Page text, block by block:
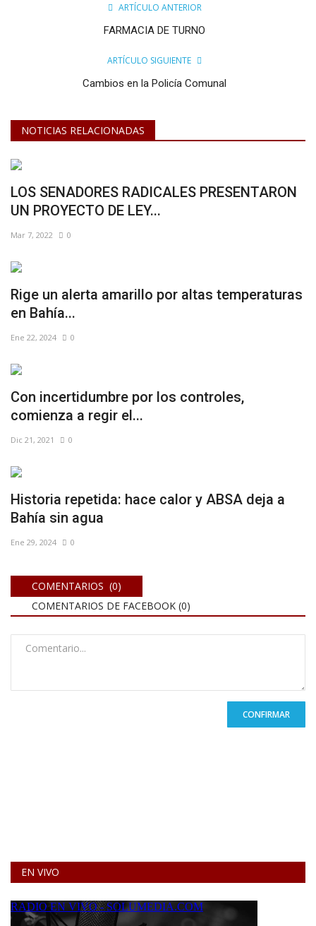
ARTÍCULO ANTERIOR
FARMACIA DE TURNO
ARTÍCULO SIGUIENTE
Cambios en la Policía Comunal
NOTICIAS RELACIONADAS
LOS SENADORES RADICALES PRESENTARON
UN PROYECTO DE LEY...
Mar 7, 2022 0
Rige un alerta amarillo por altas temperaturas
en Bahía...
Ene 22, 2024 0
Con incertidumbre por los controles,
comienza a regir el...
Dic 21, 2021 0
Historia repetida: hace calor y ABSA deja a
Bahía sin agua
Ene 29, 2024 0
COMENTARIOS (0)
COMENTARIOS DE FACEBOOK (0)
CONFIRMAR
EN VIVO